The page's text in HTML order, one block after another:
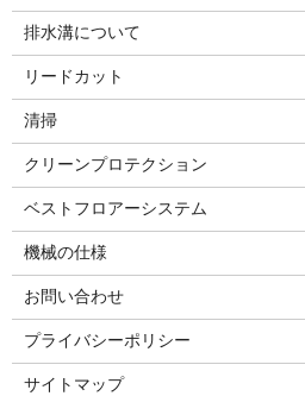
排水溝について
リードカット
清掃
クリーンプロテクション
ベストフロアーシステム
機械の仕様
お問い合わせ
プライバシーポリシー
サイトマップ